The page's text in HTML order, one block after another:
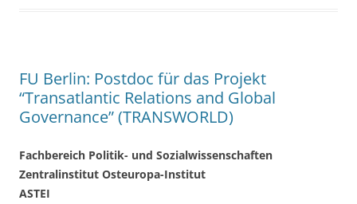
k
FU Berlin: Postdoc für das Projekt
“Transatlantic Relations and Global
Governance” (TRANSWORLD)
Fachbereich Politik- und Sozialwissenschaften
Zentralinstitut Osteuropa-Institut
ASTEI